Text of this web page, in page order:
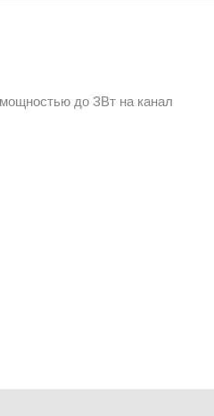
до 3Вт на канал